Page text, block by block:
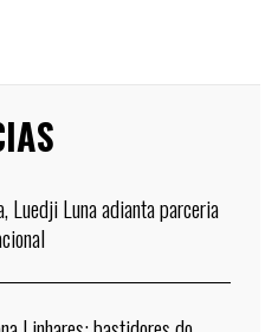
Luedji Luna adianta parceria